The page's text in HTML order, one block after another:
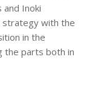
Inoki
strategy with the
in the
the parts both in